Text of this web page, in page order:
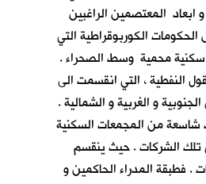
ابعاد المعتصمين الراغبين
الكوربوقراطية التي
محمية وسط الصحراء .
النفطية ، التي انقسمت الى
و الغربية و الشمالية .
من المجمعات السكنية
الشركات . حيث ينقسم
. فطبقة المدراء الحاكمين و